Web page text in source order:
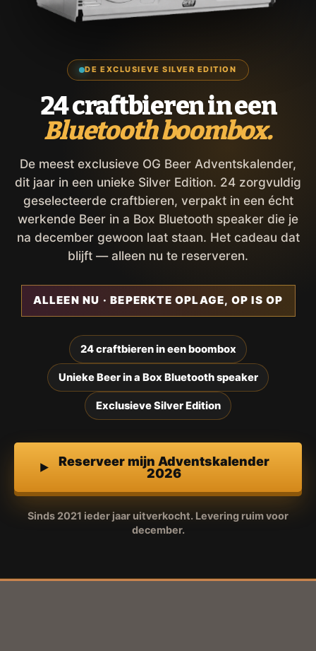
DE EXCLUSIEVE SILVER EDITION
24 craftbieren in een
Bluetooth boombox.
De meest exclusieve OG Beer Adventskalender,
dit jaar in een unieke Silver Edition. 24 zorgvuldig
geselecteerde craftbieren, verpakt in een écht
werkende Beer in a Box Bluetooth speaker die je
na december gewoon laat staan. Het cadeau dat
blijft — alleen nu te reserveren.
ALLEEN NU · BEPERKTE OPLAGE, OP IS OP
24 craftbieren in een boombox
Unieke Beer in a Box Bluetooth speaker
Exclusieve Silver Edition
Reserveer mijn Adventskalender
2026
Sinds 2021 ieder jaar uitverkocht. Levering ruim voor
december.